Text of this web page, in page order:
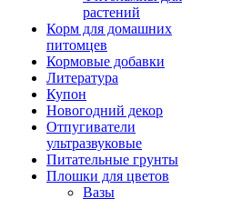
растений
Корм для домашних
питомцев
Кормовые добавки
Литература
Купон
Новогодний декор
Отпугиватели
ультразвуковые
Питательные грунты
Плошки для цветов
Вазы